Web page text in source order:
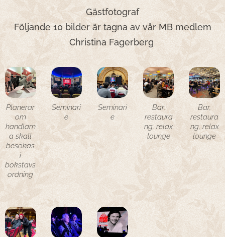
Gästfotograf
Följande 10 bilder är tagna av vår MB medlem
Christina Fagerberg
Planerar
om
handlarn
a skall
besökas
i
bokstavs
ordning
Seminari
e
Seminari
e
Bar,
restaura
ng, relax
lounge
Bar,
restaura
ng, relax
lounge